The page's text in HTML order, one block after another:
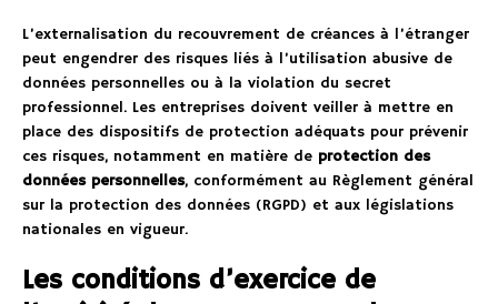
L’externalisation du recouvrement de créances à l’étranger
peut engendrer des risques liés à l’utilisation abusive de
données personnelles ou à la violation du secret
professionnel. Les entreprises doivent veiller à mettre en
place des dispositifs de protection adéquats pour prévenir
ces risques, notamment en matière de protection des
données personnelles, conformément au Règlement général
sur la protection des données (RGPD) et aux législations
nationales en vigueur.
Les conditions d’exercice de